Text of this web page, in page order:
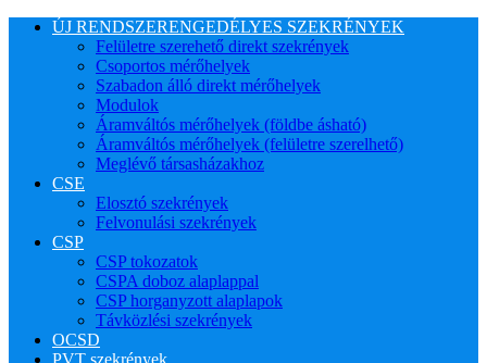
ÚJ RENDSZERENGEDÉLYES SZEKRÉNYEK
Felületre szerehető direkt szekrények
Csoportos mérőhelyek
Szabadon álló direkt mérőhelyek
Modulok
Áramváltós mérőhelyek (földbe ásható)
Áramváltós mérőhelyek (felületre szerelhető)
Meglévő társasházakhoz
CSE
Elosztó szekrények
Felvonulási szekrények
CSP
CSP tokozatok
CSPA doboz alaplappal
CSP horganyzott alaplapok
Távközlési szekrények
OCSD
PVT szekrények